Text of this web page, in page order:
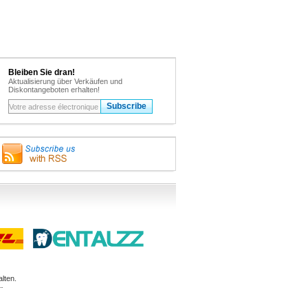
Bleiben Sie dran!
Aktualisierung über Verkäufen und
Diskontangeboten erhalten!